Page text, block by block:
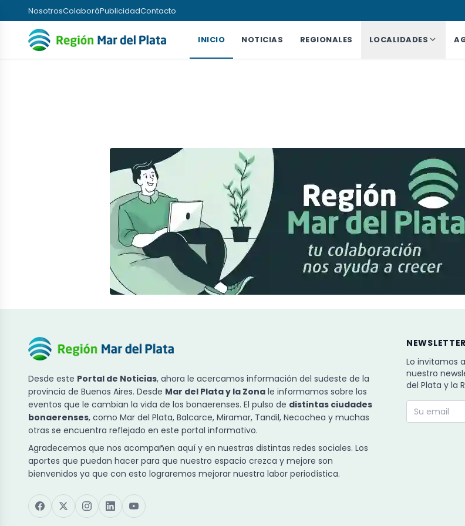
NosotrosColaboráPublicidadContacto
INICIO NOTICIAS REGIONALES LOCALIDADES
Desde este Portal de Noticias, ahora le acercamos información del sudeste de la
provincia de Buenos Aires. Desde Mar del Plata y la Zona le informamos sobre los
eventos que le cambian la vida de los bonaerenses. El pulso de distintas ciudades
bonaerenses, como Mar del Plata, Balcarce, Miramar, Tandil, Necochea y muchas
otras se encuentra reflejado en este portal informativo.
Agradecemos que nos acompañen aquí y en nuestras distintas redes sociales. Los
aportes que puedan hacer para que nuestro espacio crezca y mejore son
bienvenidos ya que con esto lograremos mejorar nuestra labor periodística.
NEWSLETTER
Lo invitamos
nuestro
del Plata y la